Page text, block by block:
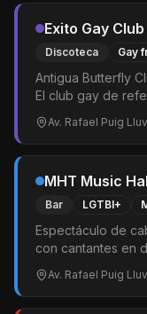
Exito Gay Club
Discoteca Gay
Antigua Butterfly
El club gay de
Av. Rafael Puig
MHT Music
Bar LGTBI+
Espectáculo de
con cantantes en
turistas
Av. Rafael Puig